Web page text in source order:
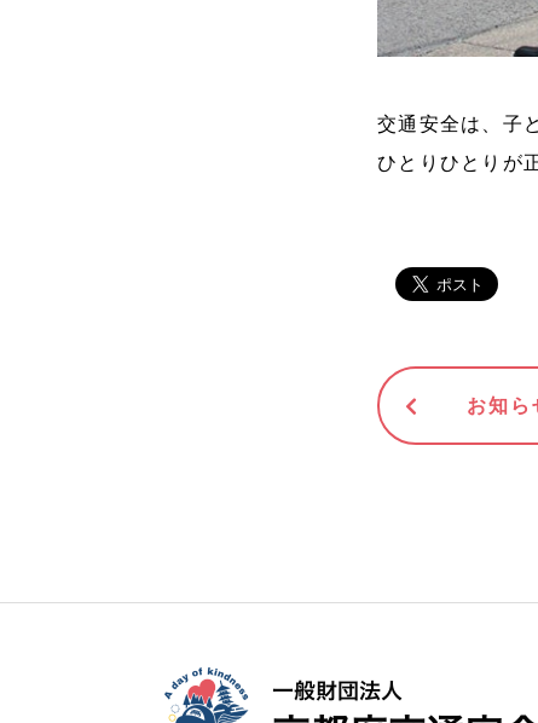
交通安全は、子
ひとりひとりが
お知ら